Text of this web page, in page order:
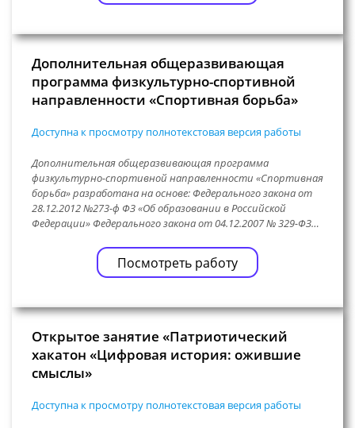
Дополнительная общеразвивающая
программа физкультурно-спортивной
направленности «Спортивная борьба»
Доступна к просмотру полнотекстовая версия работы
Дополнительная общеразвивающая программа
физкультурно-спортивной направленности «Спортивная
борьба» разработана на основе: Федерального закона от
28.12.2012 №273-ф ФЗ «Об образовании в Российской
Федерации» Федерального закона от 04.12.2007 № 329-ФЗ…
Посмотреть работу
Открытое занятие «Патриотический
хакатон «Цифровая история: ожившие
смыслы»
Доступна к просмотру полнотекстовая версия работы